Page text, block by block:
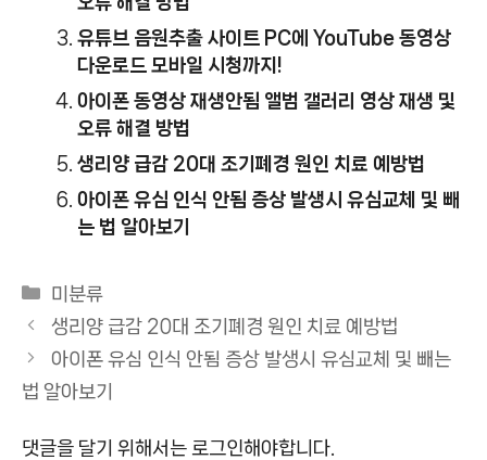
유튜브 음원추출 사이트 PC에 YouTube 동영상
다운로드 모바일 시청까지!
아이폰 동영상 재생안됨 앨범 갤러리 영상 재생 및
오류 해결 방법
생리양 급감 20대 조기폐경 원인 치료 예방법
아이폰 유심 인식 안됨 증상 발생시 유심교체 및 빼
는 법 알아보기
카
테
리
미분류
생리양 급감 20대 조기폐경 원인 치료 예방법
아이폰 유심 인식 안됨 증상 발생시 유심교체 및 빼는
법 알아보기
댓글을 달기 위해서는 로그인해야합니다.